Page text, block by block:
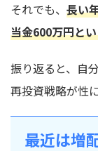
それでも、 長い
当金600万円と
振り返ると、自
再投資戦略が性
最近は増